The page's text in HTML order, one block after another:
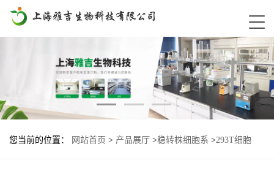
您当前的位置： 网站首页 > 产品展厅 >稳转株细胞系 >293T细胞